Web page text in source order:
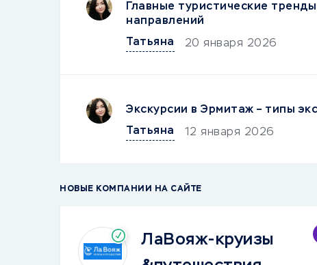
Главные туристические
направлений
Татьяна
20 января 2026
Экскурсии в Эрмитаж – типы
Татьяна
12 января 2026
НОВЫЕ КОМПАНИИ НА САЙТЕ
ЛаВояж-круизы